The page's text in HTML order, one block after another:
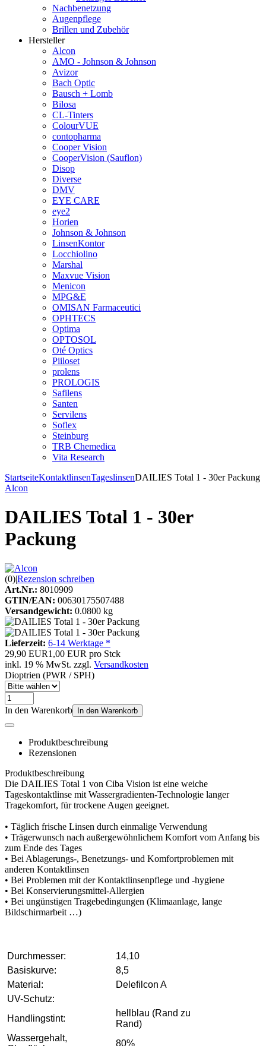
Nachbenetzung
Augenpflege
Brillen und Zubehör
Hersteller
Alcon
AMO - Johnson & Johnson
Avizor
Bach Optic
Bausch + Lomb
Bilosa
CL-Tinters
ColourVUE
contopharma
Cooper Vision
CooperVision (Sauflon)
Disop
Diverse
DMV
EYE CARE
eye2
Horien
Johnson & Johnson
LinsenKontor
Locchiolino
Marshal
Maxvue Vision
Menicon
MPG&E
OMISAN Farmaceutici
OPHTECS
Optima
OPTOSOL
Oté Optics
Piiloset
prolens
PROLOGIS
Safilens
Santen
Servilens
Soflex
Steinburg
TRB Chemedica
Vita Research
StartseiteKontaktlinsenTageslinsenDAILIES Total 1 - 30er Packung
Alcon
DAILIES Total 1 - 30er
Packung
(0)|Rezension schreiben
Art.Nr.: 8010909
GTIN/EAN: 00630175507488
Versandgewicht: 0.0800 kg
Lieferzeit: 6-14 Werktage *
29,90 EUR1,00 EUR pro Stck
inkl. 19 % MwSt. zzgl. Versandkosten
Dioptrien (PWR / SPH)
In den Warenkorb In den Warenkorb
Produktbeschreibung
Rezensionen
Produktbeschreibung
Die DAILIES Total 1 von Ciba Vision ist eine weiche
Tageskontaktlinse mit Wassergradienten-Technologie langer
Tragekomfort, für trockene Augen geeignet.
• Täglich frische Linsen durch einmalige Verwendung
• Trägerwunsch nach außergewöhnlichem Komfort vom Anfang bis
zum Ende des Tages
• Bei Ablagerungs-, Benetzungs- und Komfortproblemen mit
anderen Kontaktlinsen
• Bei Problemen mit der Kontaktlinsenpflege und -hygiene
• Bei Konservierungsmittel-Allergien
• Bei ungünstigen Tragebedingungen (Klimaanlage, lange
Bildschirmarbeit …)
Durchmesser:
14,10
Basiskurve:
8,5
Material:
Delefilcon A
UV-Schutz:
Handlingstint:
hellblau (Rand zu
Rand)
Wassergehalt,
80%